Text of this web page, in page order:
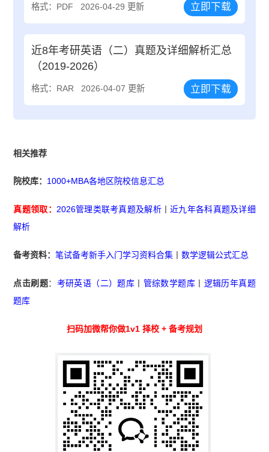
格式：PDF 2026-04-29 更新 立即下载
近8年考研英语（二）真题及详细解析汇总
（2019-2026）
格式：RAR 2026-04-07 更新 立即下载
相关推荐
院校库： 1000+MBA各地区院校信息汇总
真题领取： 2026管理类联考真题及解析丨近九年各科真题及详细
解析
备考资料：笔试备考新手入门学习资料合集 丨数学逻辑公式汇总
点击刷题： 考研英语（二）题库 管综数学题库
逻辑历年真题
题库
扫码加微帮你做1v1 择校 + 备考规划